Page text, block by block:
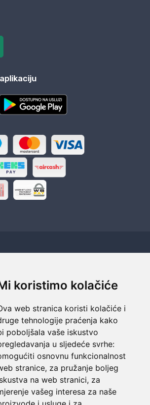
koristimo kolačiće
web stranica koristi kolačiće i
tehnologije praćenja kako
poboljšala vaše iskustvo
u sljedeće svrhe:
osnovnu funkcionalnost
stranice, za pružanje boljeg
na web stranici, za
vašeg interesa za naše
dostava
dana kod vas
povrat novaca
Roba za novac
podrška
na raspolaganju
plaćanje
kamata